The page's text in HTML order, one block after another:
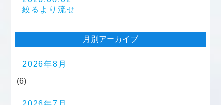
絞るより流せ
月別アーカイブ
2026年8月
(6)
2026年7月